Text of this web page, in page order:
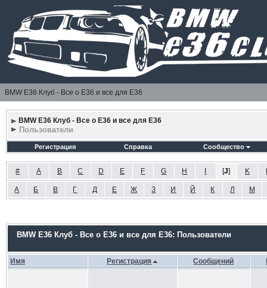
BMW E36 Клуб - Все о Е36 и все для Е36
BMW E36 Клуб - Все о Е36 и все для Е36
Пользователи
Регистрация Справка Сообщество
# A B C D E F G H [J] K
А Б В Г Д Е Ж З И Й К Л М
BMW E36 Клуб - Все о Е36 и все для Е36: Пользователи
Имя Регистрация Сообщений